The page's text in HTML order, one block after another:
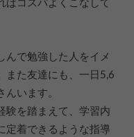
ばコスパよくこなして
んで勉強した人をイメ
また友達にも、一日5,6
います。
験を踏まえて、学習内
定着できるような指導